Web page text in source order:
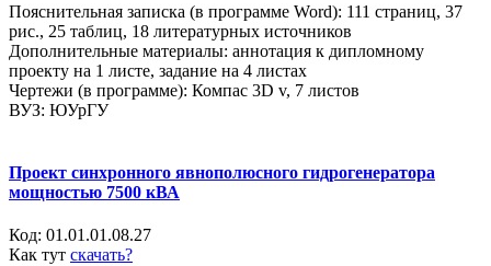
Пояснительная записка (в программе Word): 111 страниц, 37
рис., 25 таблиц, 18 литературных источников
Дополнительные материалы: аннотация к дипломному
проекту на 1 листе, задание на 4 листах
Чертежи (в программе): Компас 3D v, 7 листов
ВУЗ: ЮУрГУ
Проект синхронного явнополюсного гидрогенератора
мощностью 7500 кВА
Код: 01.01.01.08.27
Как тут скачать?